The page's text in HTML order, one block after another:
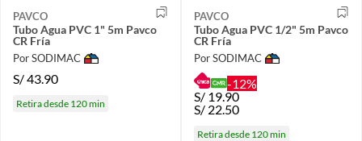
PAVCO
Tubo Agua PVC 1" 5m Pavco
CR Fría
Por SODIMAC
S/43.90
Retira desde 120 min
PAVCO
Tubo Agua PVC 1/2" 5m Pavco
CR Fría
Por SODIMAC
-12%
S/ 19.90
S/ 22.50
Retira desde 120 min